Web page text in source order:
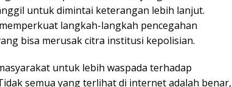
untuk dimintai keterangan lebih lanjut.
langkah-langkah pencegahan
bisa merusak citra institusi kepolisian.
untuk lebih waspada terhadap
semua yang terlihat di internet adalah benar,